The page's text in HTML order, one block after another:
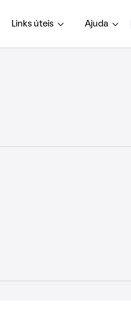
Links úteis Ajuda